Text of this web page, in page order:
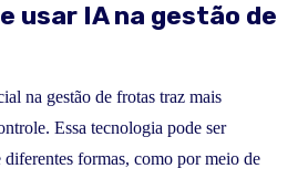
usar IA na gestão de
na gestão de frotas traz mais
Essa tecnologia pode ser
diferentes formas, como por meio de